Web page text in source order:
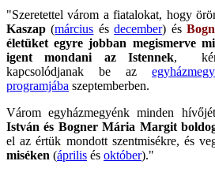
"Szeretettel várom a fiatalokat, hogy
Kaszap (március ésdecember) és
életüket egyre jobban megismerve
igent mondani az Istennek,
kapcsolódjanak be az
programjába szeptemberben.
Várom egyházmegyénk minden
István és Bogner Mária Margit
el az értük mondott szentmisékre, és
miséken (április és október)."